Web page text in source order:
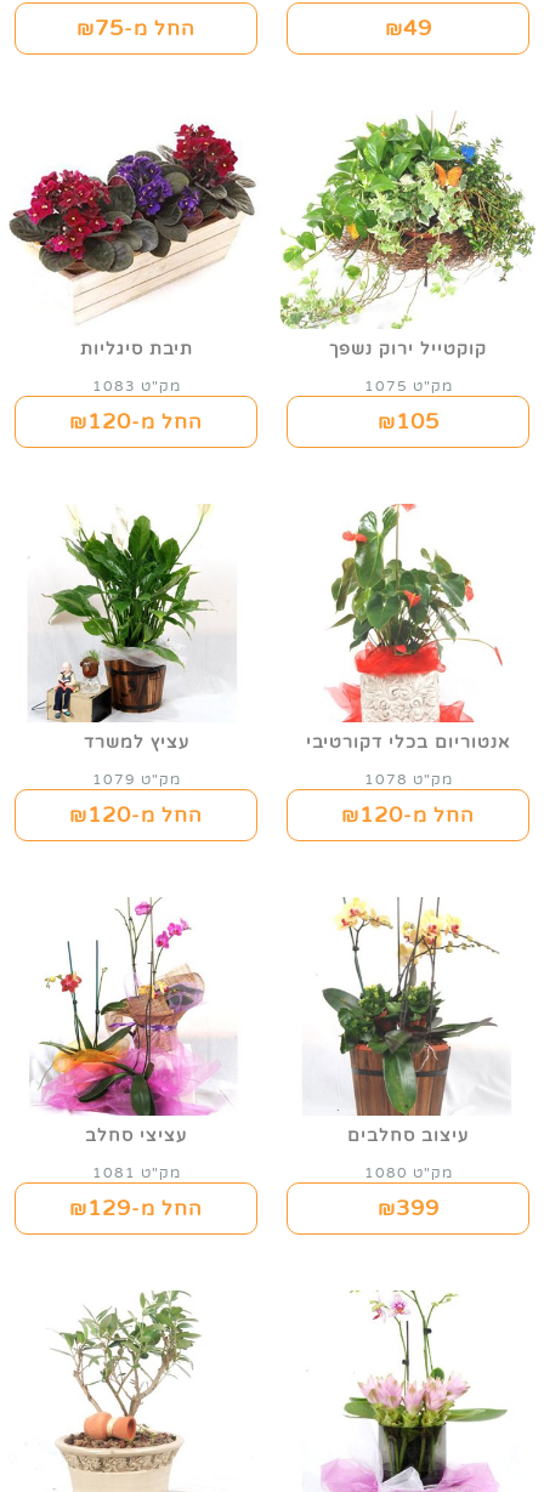
₪49 החל מ-₪75
קוקטייל ירוק נשפך
מק"ט 1075
₪105
תיבת סיגליות
מק"ט 1083
החל מ-₪120
אנטוריום בכלי דקורטיבי
מק"ט 1078
החל מ-₪120
עציץ למשרד
מק"ט 1079
החל מ-₪120
עיצוב סחלבים
מק"ט 1080
₪399
עציצי סחלב
מק"ט 1081
החל מ-₪129